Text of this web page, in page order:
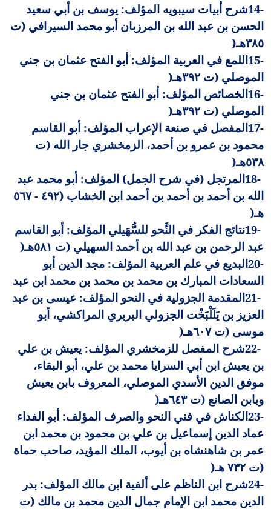
14-شرح أبيات سيبويه المؤلف: يوسف بن أبي سعيد
الحسن بن عبد الله بن المرزبان أبو محمد السيرافي (ت
٣٨٥هـ
)
15-اللمع في العربية المؤلف: أبو الفتح عثمان بن جني
الموصلي (ت ٣٩٢هـ
)
16-الخصائص المؤلف: أبو الفتح عثمان بن جني
الموصلي (ت ٣٩٢هـ
)
17-المفصل في صنعة الإعراب المؤلف: أبو القاسم
محمود بن عمرو بن أحمد، الزمخشري جار الله (ت
٥٣٨هـ
)
18-المرتجل (في شرح الجمل) المؤلف: أبو محمد عبد
الله بن أحمد بن أحمد بن أحمد ابن الخشاب (٤٩٢ - ٥٦٧
هـ)
19-نتائج الفكر في النَّحو للسُّهَيلي المؤلف: أبو القاسم
عبد الرحمن بن عبد الله بن أحمد السهيلي (ت ٥٨١هـ
)
20-البديع في علم العربية المؤلف: مجد الدين أبو
السعادات المبارك بن محمد بن محمد بن محمد ابن عبد
21-المقدمة الجزولية في النحو المؤلف: عيسى بن عبد
العزيز بن يَلَلْبَخْت الجزولي البربري المراكشي، أبو
موسى (ت ٦٠٧هـ
)
22-شرح المفصل للزمخشري المؤلف: يعيش بن علي
بن يعيش ابن أبي السرايا محمد بن علي، أبو البقاء،
موفق الدين الأسدي الموصلي، المعروف بابن يعيش
وبابن الصانع (ت ٦٤٣هـ
)
23-الكناش في فني النحو والصرف المؤلف: أبو الفداء
عماد الدين إسماعيل بن علي بن محمود بن محمد ابن
عمر بن شاهنشاه بن أيوب، الملك المؤيد، صاحب حماة
(ت ٧٣٢ هـ
)
24-شرح ابن الناظم على ألفية ابن مالك المؤلف: بدر
الدين محمد ابن الإمام جمال الدين محمد بن مالك (ت